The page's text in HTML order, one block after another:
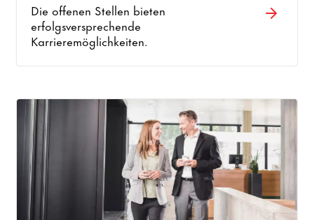
Die offenen Stellen bieten
erfolgsversprechende
Karrieremöglichkeiten.